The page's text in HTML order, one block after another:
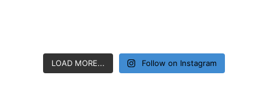
LOAD MORE... Follow on Instagram